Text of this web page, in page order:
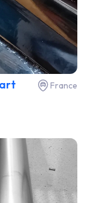
France